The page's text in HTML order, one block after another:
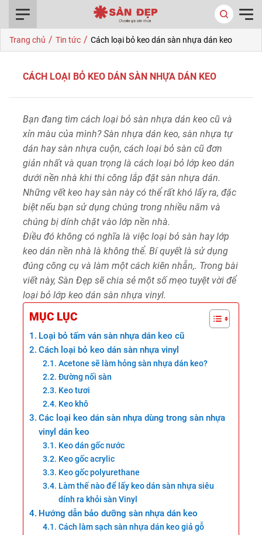
Trang chủ / Tin tức / Cách loại bỏ keo dán sàn nhựa dán keo
CÁCH LOẠI BỎ KEO DÁN SÀN NHỰA DÁN KEO
Bạn đang tìm cách loại bỏ sàn nhựa dán keo cũ và
xỉn màu của mình? Sàn nhựa dán keo, sàn nhựa tự
dán hay sàn nhựa cuộn, cách loại bỏ sàn cũ đơn
giản nhất và quan trọng là cách loại bỏ lớp keo dán
dưới nền nhà khi thi công lắp đặt sàn nhựa dán.
Những vết keo hay sàn này có thể rất khó lấy ra, đặc
biệt nếu bạn sử dụng chúng trong nhiều năm và
chúng bị dính chặt vào lớp nền nhà.
Điều đó không có nghĩa là việc loại bỏ sàn hay lớp
keo dán nền nhà là không thể. Bí quyết là sử dụng
đúng công cụ và làm một cách kiên nhẫn,. Trong bài
viết này, Sàn Đẹp sẽ chia sẻ một số mẹo tuyệt vời để
loại bỏ lớp keo dán sàn nhựa vinyl.
MỤC LỤC
Loại bỏ tấm ván sàn nhựa dán keo cũ
Cách loại bỏ keo dán sàn nhựa vinyl
Acetone sẽ làm hỏng sàn nhựa dán keo?
Đường nối sàn
Keo tươi
Keo khô
Các loại keo dán sàn nhựa dùng trong sàn nhựa
vinyl dán keo
Keo dán gốc nước
Keo gốc acrylic
Keo gốc polyurethane
Làm thế nào để lấy keo dán sàn nhựa siêu
dính ra khỏi sàn Vinyl
Hướng dẫn bảo dưỡng sàn nhựa dán keo
Cách làm sạch sàn nhựa dán keo giả gỗ